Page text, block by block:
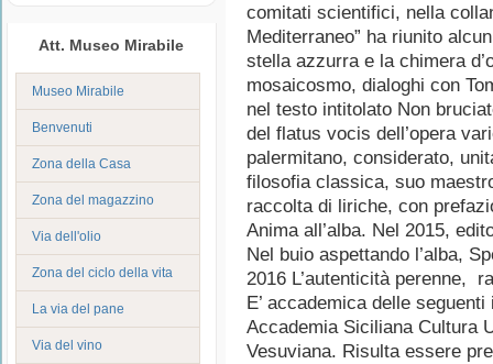
Att. Museo Mirabile
Museo Mirabile
Benvenuti
Zona della Casa
Zona del magazzino
Via dell'olio
Zona del ciclo della vita
La via del pane
Via del vino
comitati scientifici, nella
Mediterraneo” ha riunito
stella azzurra e la chimera
mosaicosmo, dialoghi con
nel testo intitolato Non
del flatus vocis dell’opera
palermitano, considerato,
filosofia classica, suo
raccolta di liriche, con
Anima all’alba. Nel 2015,
Nel buio aspettando l’alba,
2016 L’autenticità perenne,
E’ accademica delle
Accademia Siciliana Cultura
Vesuviana. Risulta essere